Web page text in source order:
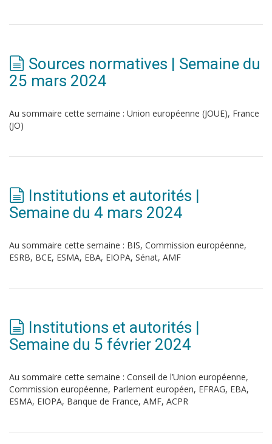
Sources normatives | Semaine du
25 mars 2024
Au sommaire cette semaine : Union européenne (JOUE), France
(JO)
Institutions et autorités |
Semaine du 4 mars 2024
Au sommaire cette semaine : BIS, Commission européenne,
ESRB, BCE, ESMA, EBA, EIOPA, Sénat, AMF
Institutions et autorités |
Semaine du 5 février 2024
Au sommaire cette semaine : Conseil de l’Union européenne,
Commission européenne, Parlement européen, EFRAG, EBA,
ESMA, EIOPA, Banque de France, AMF, ACPR